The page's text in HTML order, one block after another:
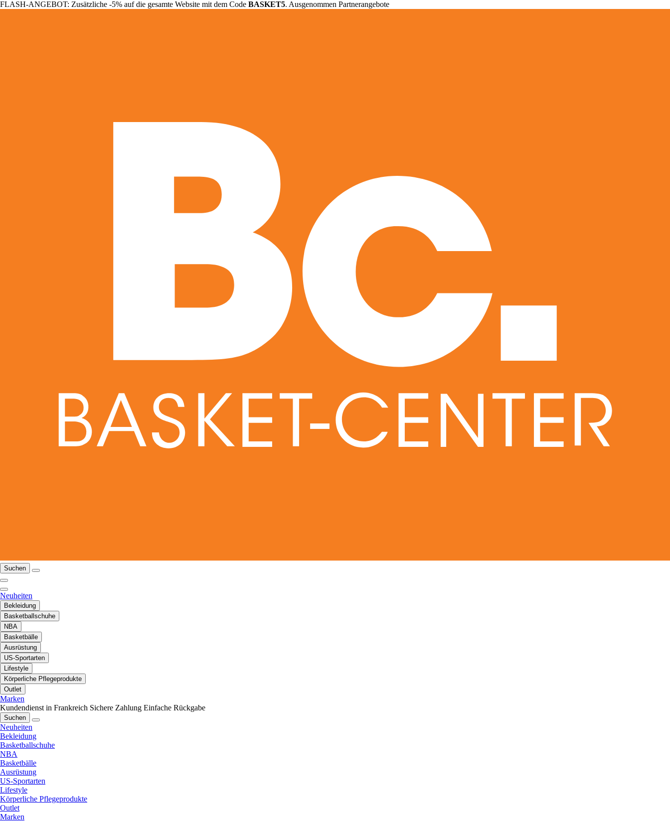
FLASH-ANGEBOT: Zusätzliche -5% auf die gesamte Website mit dem Code BASKET5. Ausgenommen Partnerangebote
Suchen
Neuheiten
Bekleidung
Basketballschuhe
NBA
Basketbälle
Ausrüstung
US-Sportarten
Lifestyle
Körperliche Pflegeprodukte
Outlet
Marken
Kundendienst in Frankreich Sichere Zahlung Einfache Rückgabe
Suchen
Neuheiten
Bekleidung
Basketballschuhe
NBA
Basketbälle
Ausrüstung
US-Sportarten
Lifestyle
Körperliche Pflegeprodukte
Outlet
Marken